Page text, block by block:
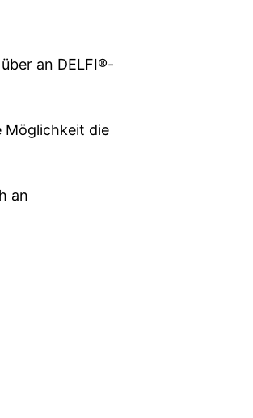
an DELFI®-
Möglichkeit die
an